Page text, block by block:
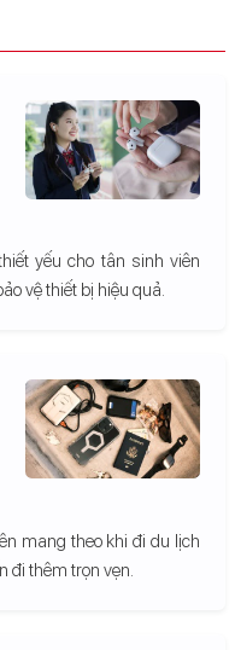
yếu cho tân sinh viên
vệ thiết bị hiệu quả.
mang theo khi đi du lịch
đi thêm trọn vẹn.